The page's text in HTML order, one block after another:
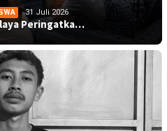
31 Juli 2026
Peringatka…